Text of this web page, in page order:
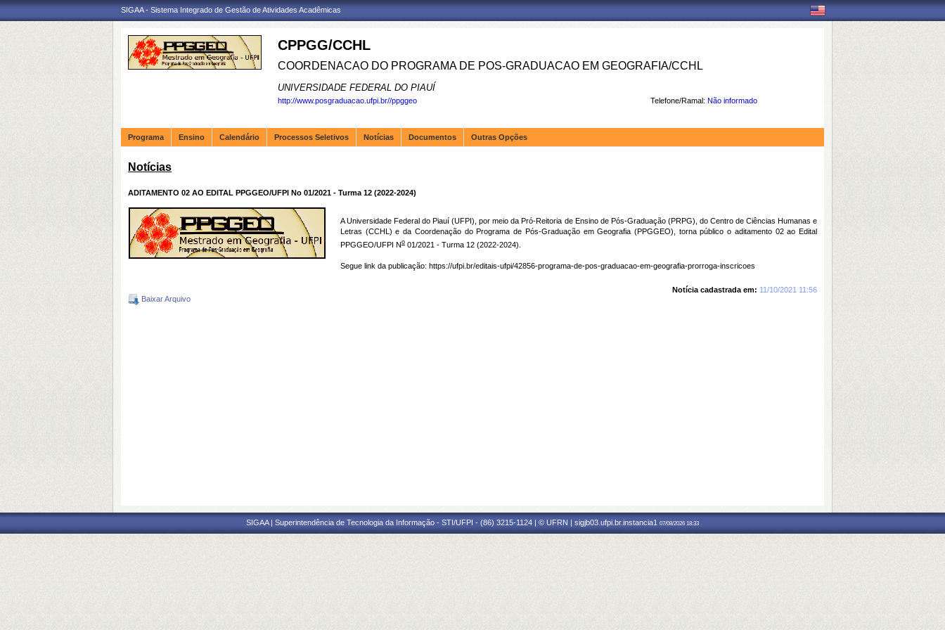
SIGAA - Sistema Integrado de Gestão de Atividades Acadêmicas
CPPGG/CCHL
COORDENACAO DO PROGRAMA DE POS-GRADUACAO EM GEOGRAFIA/CCHL
UNIVERSIDADE FEDERAL DO PIAUÍ
Telefone/Ramal: Não informado
http://www.posgraduacao.ufpi.br//ppggeo
Programa Ensino Calendário Processos Seletivos Notícias Documentos Outras Opções
Notícias
ADITAMENTO 02 AO EDITAL PPGGEO/UFPI No 01/2021 - Turma 12 (2022-2024)
A Universidade Federal do Piauí (UFPI), por meio da Pró-Reitoria de Ensino de Pós-Graduação (PRPG), do Centro de Ciências Humanas e
Letras (CCHL) e da Coordenação do Programa de Pós-Graduação em Geografia (PPGGEO), torna público o aditamento 02 ao Edital
PPGGEO/UFPI No 01/2021 - Turma 12 (2022-2024).
Segue link da publicação: https://ufpi.br/editais-ufpi/42856-programa-de-pos-graduacao-em-geografia-prorroga-inscricoes
Notícia cadastrada em: 11/10/2021 11:56
Baixar Arquivo
SIGAA | Superintendência de Tecnologia da Informação - STI/UFPI - (86) 3215-1124 | © UFRN | sigjb03.ufpi.br.instancia1 07/08/2026 18:33